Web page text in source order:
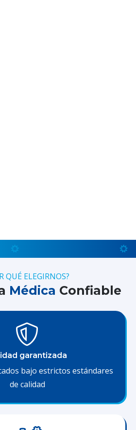
QUÉ ELEGIRNOS?
Médica Confiable
garantizada
bajo estrictos estándares
de calidad